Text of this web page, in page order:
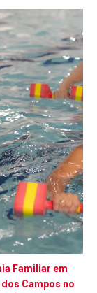
Infantil
dos Campos
Familiar em
Campos no